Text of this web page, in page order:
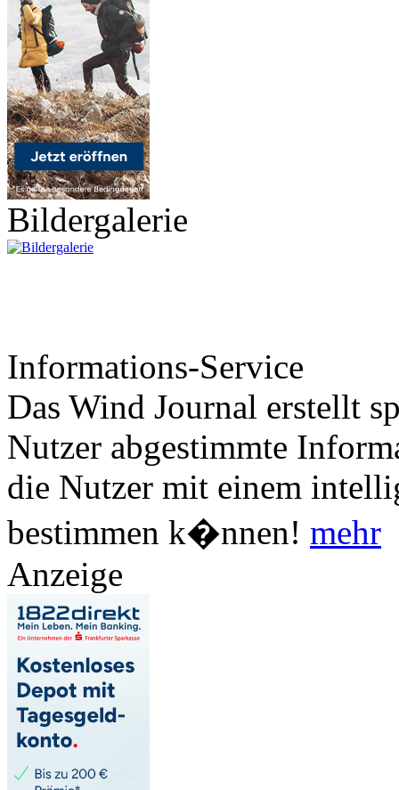
Bildergalerie
Informations-Service
Das Wind Journal erstellt
Nutzer abgestimmte
die Nutzer mit einem
bestimmen k�nnen! mehr
Anzeige